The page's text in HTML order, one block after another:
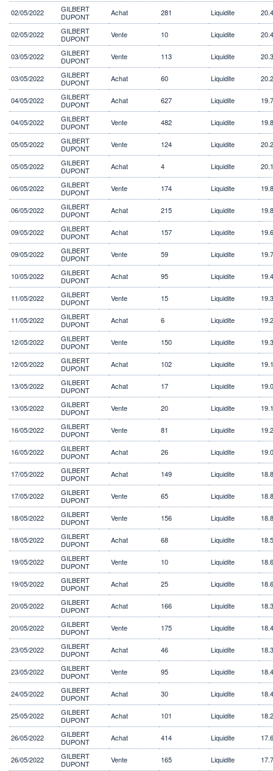
02/05/2022
GILBERT
DUPONT
Achat 281 Liquidite
02/05/2022
GILBERT
DUPONT
Vente 10 Liquidite
03/05/2022
GILBERT
DUPONT
Vente 113 Liquidite
03/05/2022
GILBERT
DUPONT
Achat 60 Liquidite
04/05/2022
GILBERT
DUPONT
Achat 627 Liquidite
04/05/2022
GILBERT
DUPONT
Vente 482 Liquidite
05/05/2022
GILBERT
DUPONT
Vente 124 Liquidite
05/05/2022
GILBERT
DUPONT
Achat 4 Liquidite
06/05/2022
GILBERT
DUPONT
Vente 174 Liquidite
06/05/2022
GILBERT
DUPONT
Achat 215 Liquidite
09/05/2022
GILBERT
DUPONT
Achat 157 Liquidite
09/05/2022
GILBERT
DUPONT
Vente 59 Liquidite
10/05/2022
GILBERT
DUPONT
Achat 95 Liquidite
11/05/2022
GILBERT
DUPONT
Vente 15 Liquidite
11/05/2022
GILBERT
DUPONT
Achat 6 Liquidite
12/05/2022
GILBERT
DUPONT
Vente 150 Liquidite
12/05/2022
GILBERT
DUPONT
Achat 102 Liquidite
13/05/2022
GILBERT
DUPONT
Achat 17 Liquidite
13/05/2022
GILBERT
DUPONT
Vente 20 Liquidite
16/05/2022
GILBERT
DUPONT
Vente 81 Liquidite
16/05/2022
GILBERT
DUPONT
Achat 26 Liquidite
17/05/2022
GILBERT
DUPONT
Achat 149 Liquidite
17/05/2022
GILBERT
DUPONT
Vente 65 Liquidite
18/05/2022
GILBERT
DUPONT
Vente 156 Liquidite
18/05/2022
GILBERT
DUPONT
Achat 68 Liquidite
19/05/2022
GILBERT
DUPONT
Vente 10 Liquidite
19/05/2022
GILBERT
DUPONT
Achat 25 Liquidite
20/05/2022
GILBERT
DUPONT
Achat 166 Liquidite
20/05/2022
GILBERT
DUPONT
Vente 175 Liquidite
23/05/2022
GILBERT
DUPONT
Achat 46 Liquidite
23/05/2022
GILBERT
DUPONT
Vente 95 Liquidite
24/05/2022
GILBERT
DUPONT
Achat 30 Liquidite
25/05/2022
GILBERT
DUPONT
Achat 101 Liquidite
26/05/2022
GILBERT
DUPONT
Achat 414 Liquidite
26/05/2022
GILBERT
DUPONT
Vente 165 Liquidite